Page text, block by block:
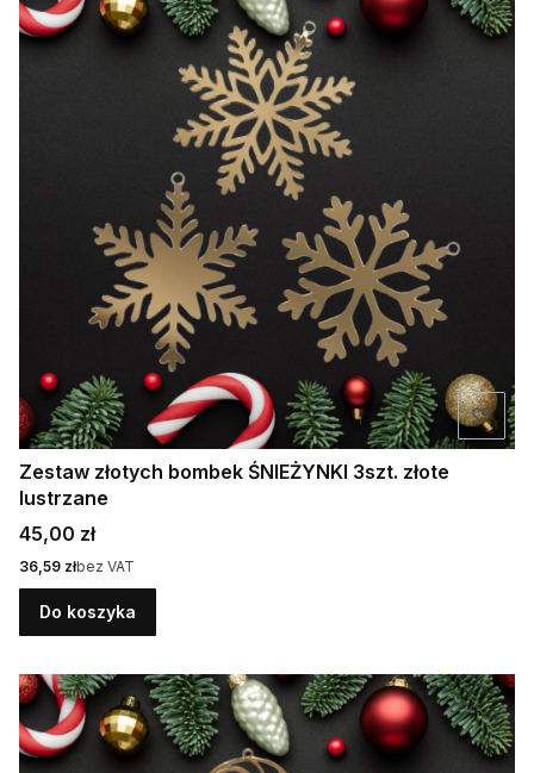
Zestaw złotych bombek ŚNIEŻYNKI 3szt. złote
lustrzane
Cena
45,00 zł
Cena
36,59 złbez VAT
Do koszyka